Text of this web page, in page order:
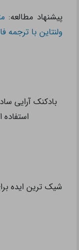
پیشنهاد مطالعه:
ولنتاین با ترجمه
شیک ترین ایده